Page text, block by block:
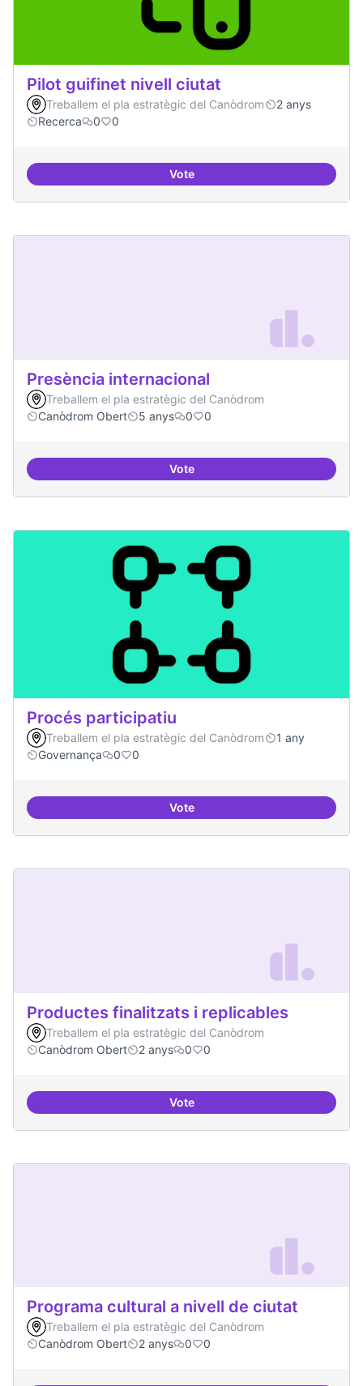
Pilot guifinet nivell ciutat
Treballem el pla estratègic del Canòdrom
2 anys
Recerca
0 0
VotePilot guifinet nivell ciutat
Presència internacional
Treballem el pla estratègic del Canòdrom
Canòdrom Obert
5 anys 0 0
VotePresència internacional
Procés participatiu
Treballem el pla estratègic del Canòdrom
1 any
Governança
0 0
VoteProcés participatiu
Productes finalitzats i replicables
Treballem el pla estratègic del Canòdrom
Canòdrom Obert
2 anys 0 0
VoteProductes finalitzats i
Programa cultural a nivell de ciutat
Treballem el pla estratègic del Canòdrom
Canòdrom Obert
2 anys 0 0